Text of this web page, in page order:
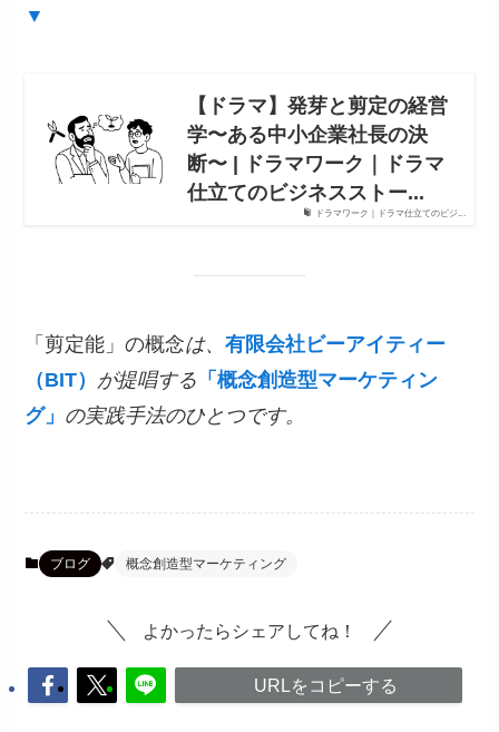
▼
ドラマワーク｜ドラマ仕立てのビジ...
【ドラマ】発芽と剪定の経営
学〜ある中小企業社長の決
断〜 | ドラマワーク｜ドラマ
仕立てのビジネスストー...
「剪定能」の概念は、有限会社ビーアイティー
（BIT） が提唱する 「概念創造型マーケティン
グ」 の実践手法のひとつです。
ブログ 概念創造型マーケティング
よかったらシェアしてね！
URLをコピーする